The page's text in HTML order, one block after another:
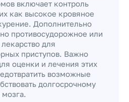
включает контроль
как высокое кровяное
Дополнительно
противосудорожное или
для
приступов. Важно
оценки и лечения этих
возможные
долгосрочному